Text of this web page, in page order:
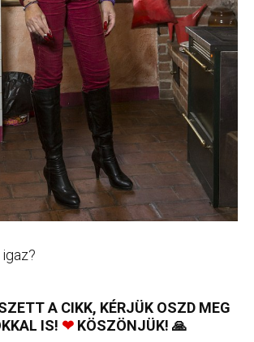
A CIKK, KÉRJÜK OSZD MEG
IS! ❤KÖSZÖNJÜK! 🙏